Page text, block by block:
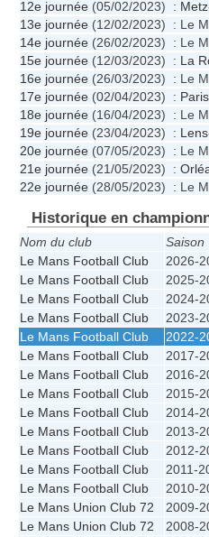
12e journée (05/02/2023) : Metz
13e journée (12/02/2023) : Le
14e journée (26/02/2023) : Le
15e journée (12/03/2023) : La
16e journée (26/03/2023) : Le
17e journée (02/04/2023) :
18e journée (16/04/2023) : Le
19e journée (23/04/2023) : Lens
20e journée (07/05/2023) : Le
21e journée (21/05/2023) :
22e journée (28/05/2023) : Le
Historique en
Nom du club Saison
Le Mans Football Club
2026-
Le Mans Football Club
2025-
Le Mans Football Club
2024-
Le Mans Football Club
2023-
Le Mans Football Club
2022-
Le Mans Football Club
2017-
Le Mans Football Club
2016-
Le Mans Football Club
2015-
Le Mans Football Club
2014-
Le Mans Football Club
2013-
Le Mans Football Club
2012-
Le Mans Football Club
2011-
Le Mans Football Club
2010-
Le Mans Union Club 72
2009-
Le Mans Union Club 72
2008-